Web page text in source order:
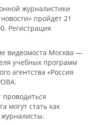
журналистики
пройдёт 21
Регистрация
видеомоста Москва —
учебных программ
агентства «Россия
могут стать как